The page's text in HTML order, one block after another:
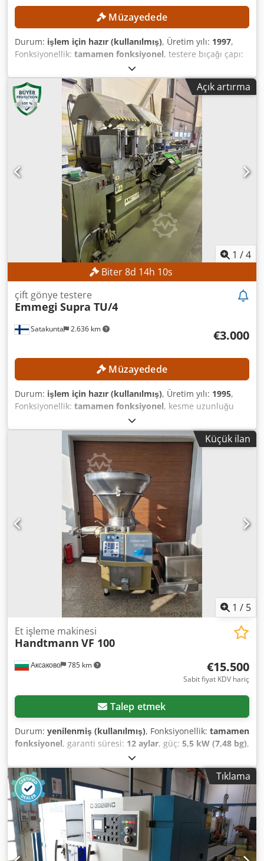
Müzayedede
Durum: işlem için hazır (kullanılmış), Üretim yılı: 1997,
Fonksiyonellik: tamamen fonksiyonel, testere bıçağı çapı:
, besleme uzunluğu X ekseni:
akımı türü:trifaze, dönüş hızı (maks.):2.800 dev/dak,
basınçlı hava bağlantısı:
, Asgari fiyat yok – en yüksek
teklifle garantili satış! TEKNİK ÖZELLİKLER Testere bıçağı
çapı: 500 mm Devir hızı: 2.800 dev/dak Döngü başına
ilerleme uzunluğu: 5.600 mm Kesme açısı: 90° Makine
konfigürasyonuna göre açılı kesme fonksiyonu MAKİNE
ÖZELLİKLERİ Uygun malzemeler: Alüminyum profiller, ince
duvarlı hafif metal profiller, pencere ve kapı profilleri
Elektrik beslemesi: 230/400 V, 3~ Djdszqbltjpfx Afuswa
Frekans: 50 Hz Basınçlı hava bağlantısı: 7 bar EKİPMAN
Talaş emme
Açık artırma
1 /4
Biter8d14h8s
Satakunta 2.636 km
çift gönye testere
Emmegi Supra TU/4
€3.000
Müzayedede
Durum: işlem için hazır (kullanılmış), Üretim yılı: 1995,
Fonksiyonellik: tamamen fonksiyonel, kesme uzunluğu
, testere bıçağı çapı:
(maks.):3.000 dev/dak, toplam ağırlık:600 kg, güç:4,4 kW
, Asgari fiyat yok – en yüksek teklife garantili satış!
TEKNİK ÖZELLİKLER Mil hızı: yaklaşık 3.000 dev/dak Kesme
uzunluğu: yaklaşık 3–4 m Testere bıçağı çapı: yaklaşık 350
mm (300–400 mm) Testere açısı: 90° ve 45° MAKİNE
ÖZELLİKLERİ Uygun malzemeler: Alüminyum ve PVC
profiller Hava basıncı ihtiyacı: 6–8 bar Başlık başına motor
gücü: yaklaşık 1,5–2,2 kW Bağlantı gerilimi: 400 V Ağırlık:
yaklaşık 500–600 kg EKİPMAN Pnömatik yatay mengeneler
Dodpfezqblajx Afujwa
Küçük ilan
1 / 5
Аксаково 785 km
Et işleme makinesi
Handtmann VF 100
€15.500
Sabit fiyat KDV hariç
Talep etmek
Durum: yenilenmiş (kullanılmış), Fonksiyonellik: tamamen
fonksiyonel, garanti süresi: 12 aylar, güç: 5,5 kW (7,48 bg),
, – Büyük, 240 litrelik huni – Vakum altında
çeşitli karışımların otomatik olarak dozajlanması,
karıştırılması ve doldurulması için tasarlanmıştır –
Porsiyonlama hassas olup, 5 ile 10.000 gram arasında
değişmektedir – Entegre büyük rotor kafasına sahip,
sağlam paslanmaz çelikten üretilmiştir Dwedsztccxepfx
Afuea – Yaklaşık 80 kullanıcı programını hafızada tutabilen
mikro bilgisayar kontrollü sistemle donatılmıştır – Üretim
kapasitesi: 3000 kg/saat – Basınç: 55 bar – Güç: 5,5 kW
Tıklama